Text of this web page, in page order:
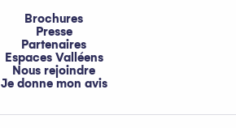
Brochures
Presse
Partenaires
Espaces Valléens
Nous rejoindre
Je donne mon avis